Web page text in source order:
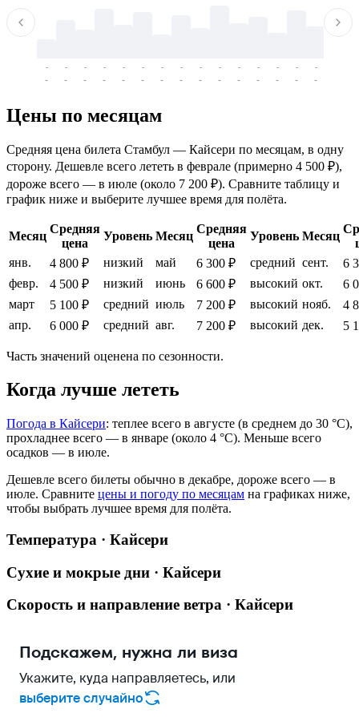
-
-
-
-
-
-
-
-
-
-
-
-
-
-
-
-
-
-
-
-
-
-
-
-
-
-
-
-
-
-
Цены по месяцам
Средняя цена билета Стамбул — Кайсери по месяцам, в одну
сторону. Дешевле всего лететь в феврале (примерно 4 500 ₽),
дороже всего — в июле (около 7 200 ₽). Сравните таблицу и
график ниже и выберите лучшее время для полёта.
Месяц
Средняя
цена
Уровень Месяц
Средняя
цена
Уровень Месяц
янв.
4 800 ₽ низкий май 6 300 ₽ средний сент.
6
февр.
4 500 ₽ низкий июнь 6 600 ₽ высокий окт.
6
март
5 100 ₽ средний июль 7 200 ₽ высокий нояб.
4
апр.
6 000 ₽ средний авг. 7 200 ₽ высокий дек. 5
Часть значений оценена по сезонности.
Когда лучше лететь
Погода в Кайсери: теплее всего в августе (в среднем до 30 °C),
прохладнее всего — в январе (около 4 °C). Меньше всего
осадков — в июле.
Дешевле всего билеты обычно в декабре, дороже всего — в
июле. Сравните цены и погоду по месяцам на графиках ниже,
чтобы выбрать лучшее время для полёта.
Температура · Кайсери
Сухие и мокрые дни · Кайсери
Скорость и направление ветра · Кайсери
Подскажем, нужна ли виза
Укажите, куда направляетесь, или
выберите случайно